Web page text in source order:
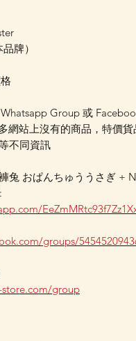
牌）
Group 或
網站上沒有的商品，特價
不同資訊
兔 おぱんちゅううさぎ +
groups/
group